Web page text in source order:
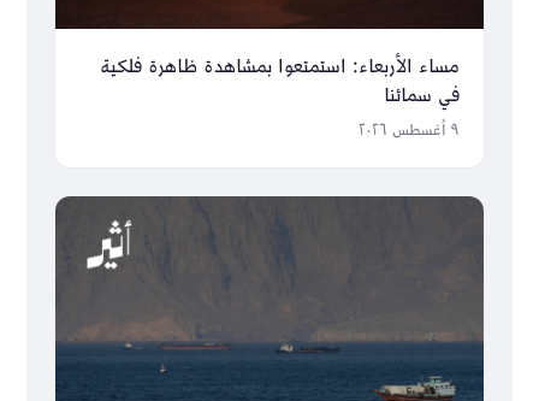
مساء الأربعاء: استمتعوا بمشاهدة ظاهرة فلكية
في سمائنا
٩ أغسطس ٢٠٢٦